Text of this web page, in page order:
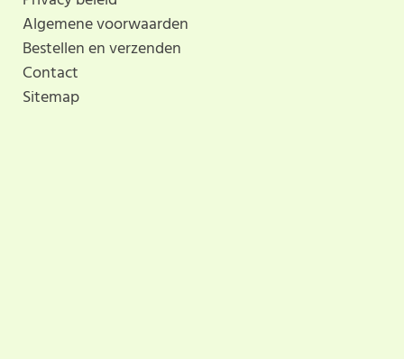
Algemene voorwaarden
Bestellen en verzenden
Contact
Sitemap